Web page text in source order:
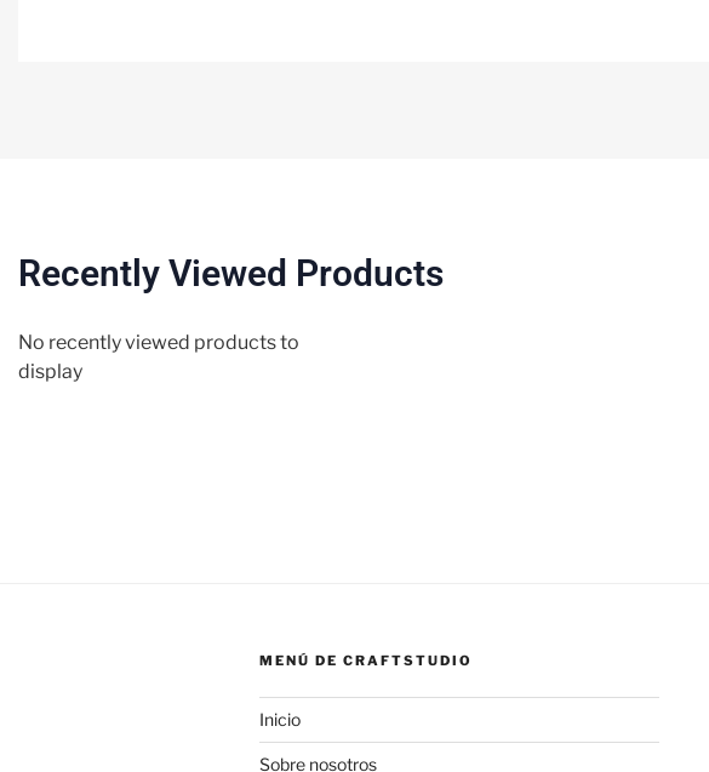
Recently Viewed Products
No recently viewed products to
display
MENÚ DE CRAFTSTUDIO
Inicio
Sobre nosotros